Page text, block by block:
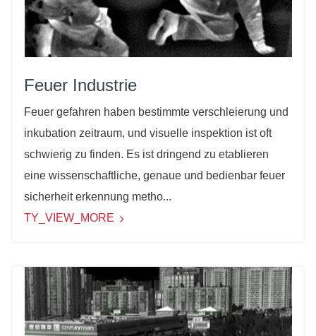
Feuer Industrie
Feuer gefahren haben bestimmte verschleierung und
inkubation zeitraum, und visuelle inspektion ist oft
schwierig zu finden. Es ist dringend zu etablieren
eine wissenschaftliche, genaue und bedienbar feuer
sicherheit erkennung metho...
TY_VIEW_MORE